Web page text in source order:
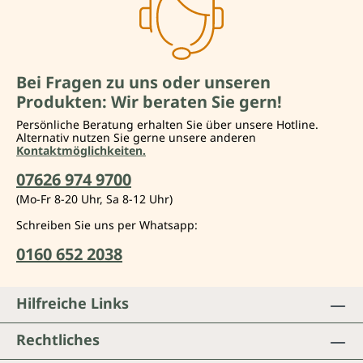
Bei Fragen zu uns oder unseren
Produkten: Wir beraten Sie gern!
Persönliche Beratung erhalten Sie über unsere Hotline.
Alternativ nutzen Sie gerne unsere anderen
Kontaktmöglichkeiten.
07626 974 9700
(Mo-Fr 8-20 Uhr, Sa 8-12 Uhr)
Schreiben Sie uns per Whatsapp:
0160 652 2038
Hilfreiche Links
Rechtliches